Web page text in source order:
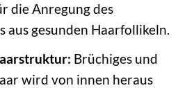
die Anregung des
aus gesunden Haarfollikeln.
Brüchiges und
wird von innen heraus